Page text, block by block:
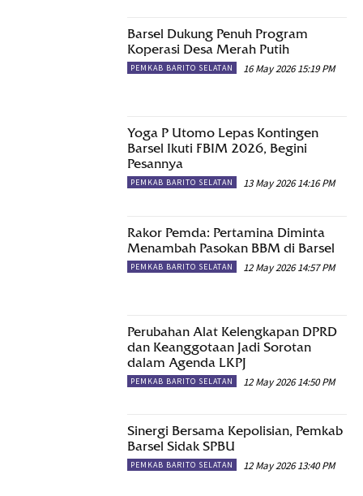
Barsel Dukung Penuh Program
Koperasi Desa Merah Putih
PEMKAB BARITO SELATAN 16 May 2026 15:19 PM
Yoga P Utomo Lepas Kontingen
Barsel Ikuti FBIM 2026, Begini
Pesannya
PEMKAB BARITO SELATAN 13 May 2026 14:16 PM
Rakor Pemda: Pertamina Diminta
Menambah Pasokan BBM di Barsel
PEMKAB BARITO SELATAN 12 May 2026 14:57 PM
Perubahan Alat Kelengkapan DPRD
dan Keanggotaan Jadi Sorotan
dalam Agenda LKPJ
PEMKAB BARITO SELATAN 12 May 2026 14:50 PM
Sinergi Bersama Kepolisian, Pemkab
Barsel Sidak SPBU
PEMKAB BARITO SELATAN 12 May 2026 13:40 PM